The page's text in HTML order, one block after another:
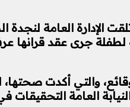
الإدارة العامة لنجدة
لأحكام القانون، من بينها حالة
والتي أكدت صحتها،
العامة التحقيقات